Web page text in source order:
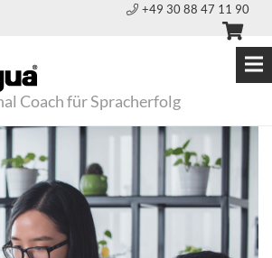
+49 30 88 47 11 90
Coach für Spracherfolg